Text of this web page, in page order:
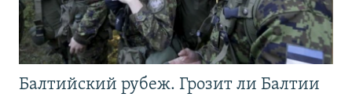
Балтийский рубеж. Грозит ли Балтии